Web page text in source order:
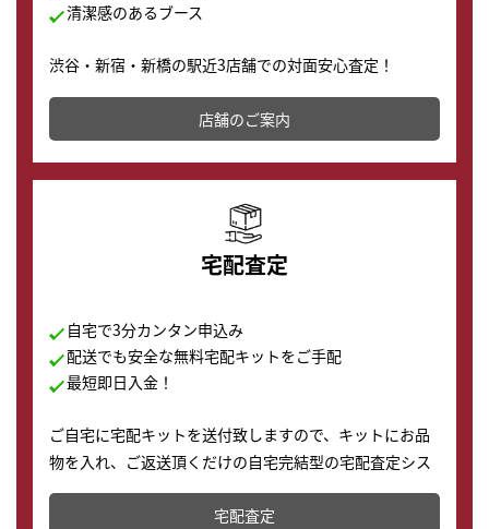
清潔感のあるブース
渋谷・新宿・新橋の駅近3店舗での対面安心査定！
その場で現金買取致します。渋谷本店では、時計販売の
店舗を併設しており、下取りに出してお得に新しい時計
の購入もできます♪
店舗のご案内
宅配査定
自宅で3分カンタン申込み
配送でも安全な無料宅配キットをご手配
最短即日入金！
ご自宅に宅配キットを送付致しますので、キットにお品
物を入れ、ご返送頂くだけの自宅完結型の宅配査定シス
テムです。
配送でも簡単&安全に査定・買取に出すことが可能で
宅配査定